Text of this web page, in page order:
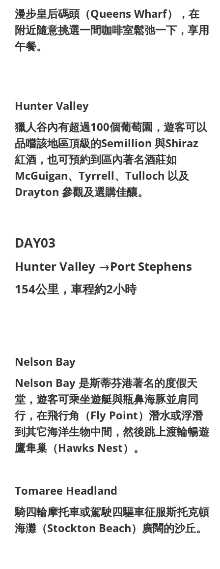
漫步皇后碼頭（Queens Wharf），在
附近隨意挑選一間咖啡室鬆弛一下，享用
午餐。
Hunter Valley
獵人谷內有超過100個葡萄園，遊客可以
品嚐該地區頂級的Semillion 與Shiraz
紅酒，也可預約到區內著名酒莊如
McGuigan、Tyrrell、Tulloch 以及
Drayton 參觀及選購佳釀。
DAY03
Hunter Valley →Port Stephens
154公里，車程約2小時
Nelson Bay
Nelson Bay 是斯蒂芬港著名的度假天
堂，遊客可乘坐遊艇與瓶鼻海豚並肩同
行，在飛行角（Fly Point）潛水或浮潛
到其它海洋生物中間，然後跳上渡輪暢遊
鷹隼巢（Hawks Nest）。
Tomaree Headland
騎四輪摩托車或駕駛四驅車征服斯托克頓
海灘（Stockton Beach）廣闊的沙丘。